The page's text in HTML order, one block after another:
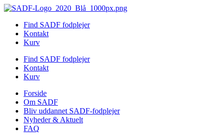
Videre
indholdFind SADF fodplejer
Kontakt
Kurv
Find SADF fodplejer
Kontakt
Kurv
Forside
Om SADF
Bliv uddannet SADF-fodplejer
Nyheder & Aktuelt
FAQ